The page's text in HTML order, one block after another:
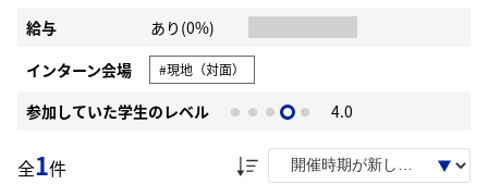
給与
あり(0%)
インターン会場
#現地（対面）
参加していた学生のレベル 4.0
全1件